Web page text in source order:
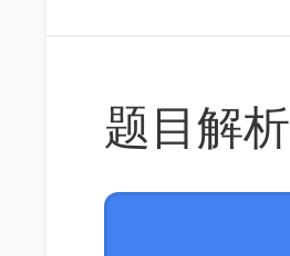
题目解析